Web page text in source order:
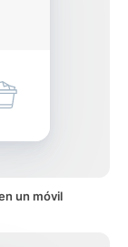
un móvil